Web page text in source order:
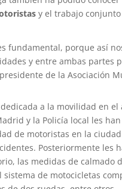
y el trabajo
fundamental, porque así
y entre ambas partes
de la Asociación
a la movilidad en
y la Policía local les
de motoristas en la
Posteriormente les
las medidas de
de motocicletas